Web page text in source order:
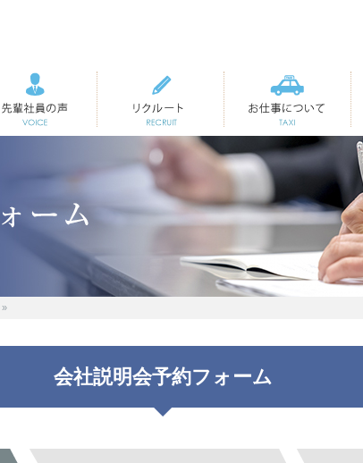
先輩社員の声 リクルート お仕事について
会社説明会予約フォーム